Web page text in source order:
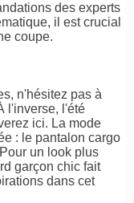
des experts
il est crucial
coupe.
n'hésitez pas à
l'inverse, l'été
ici. La mode
: le pantalon cargo
un look plus
garçon chic fait
dans cet